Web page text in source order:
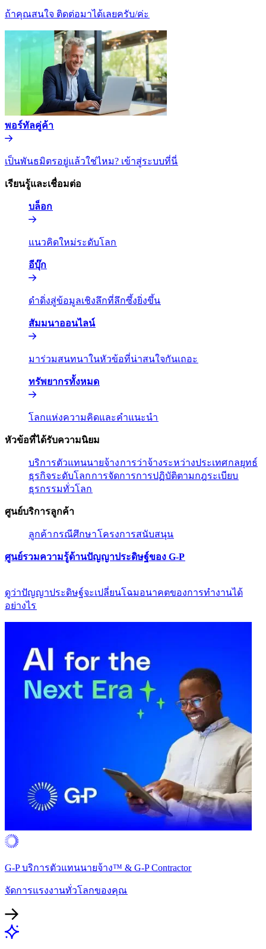
ถ้าคุณสนใจ ติดต่อมาได้เลยครับ/ค่ะ​​
พอร์ทัลคู่ค้า​​
เป็นพันธมิตรอยู่แล้วใช่ไหม? เข้าสู่ระบบที่นี่​​
เรียนรู้และเชื่อมต่อ​​
บล็อก​​
แนวคิดใหม่ระดับโลก​​
อีบุ๊ก​​
ดำดิ่งสู่ข้อมูลเชิงลึกที่ลึกซึ้งยิ่งขึ้น​​
สัมมนาออนไลน์​​
มาร่วมสนทนาในหัวข้อที่น่าสนใจกันเถอะ​​
ทรัพยากรทั้งหมด​​
โลกแห่งความคิดและคำแนะนำ​​
หัวข้อที่ได้รับความนิยม​​
บริการตัวแทนนายจ้าง​​การว่าจ้างระหว่างประเทศ​​กลยุทธ์
ธุรกิจระดับโลก​​การจัดการการปฏิบัติตามกฎระเบียบ​​
ธุรกรรมทั่วโลก​​
ศูนย์บริการลูกค้า​​
ลูกค้า​​กรณีศึกษา​​โครงการสนับสนุน​​
ศูนย์รวมความรู้ด้านปัญญาประดิษฐ์ของ G-P​​
ดูว่าปัญญาประดิษฐ์จะเปลี่ยนโฉมอนาคตของการทำงานได้
อย่างไร​​
G-P บริการตัวแทนนายจ้าง™ & G-P Contractor​​
จัดการแรงงานทั่วโลกของคุณ​​